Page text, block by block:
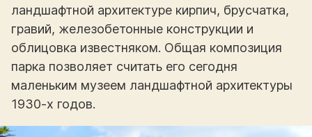
ландшафтной архитектуре кирпич, брусчатка,
гравий, железобетонные конструкции и
облицовка известняком. Общая композиция
парка позволяет считать его сегодня
маленьким музеем ландшафтной архитектуры
1930-х годов.